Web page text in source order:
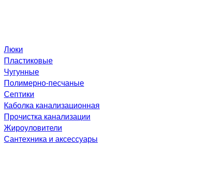
Люки
Пластиковые
Чугунные
Полимерно-песчаные
Септики
Каболка канализационная
Прочистка канализации
Жироуловители
Сантехника и аксессуары